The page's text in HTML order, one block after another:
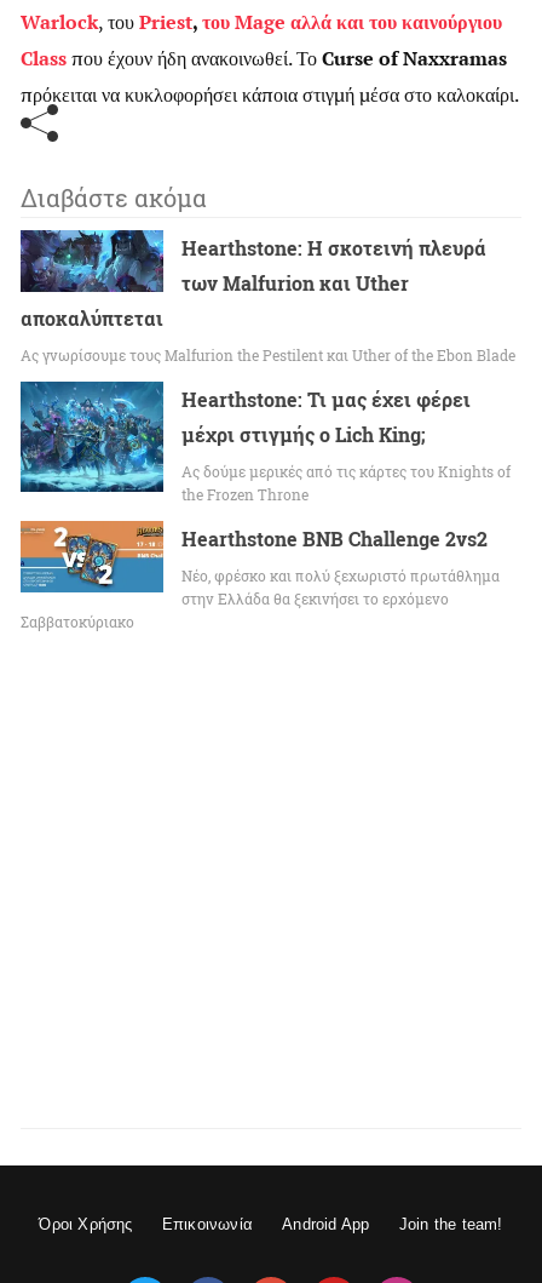
Warlock, τουPriest,του Mage αλλά και του καινούργιου
Classπου έχουν ήδη ανακοινωθεί. ΤοCurse of Naxxramas
πρόκειται να κυκλοφορήσει κάποια στιγμή μέσα στο καλοκαίρι.
Διαβάστε ακόμα
Hearthstone: Η σκοτεινή πλευρά
των Malfurion και Uther
αποκαλύπτεται
Ας γνωρίσουμε τους Malfurion the Pestilent και Uther of the Ebon Blade
Hearthstone: Τι μας έχει φέρει
μέχρι στιγμής ο Lich King;
Ας δούμε μερικές από τις κάρτες του Knights of
the Frozen Throne
Hearthstone BNB Challenge 2vs2
Νέο, φρέσκο και πολύ ξεχωριστό πρωτάθλημα
στην Ελλάδα θα ξεκινήσει το ερχόμενο
Σαββατοκύριακο
Όροι Χρήσης Επικοινωνία Android App Join the team!